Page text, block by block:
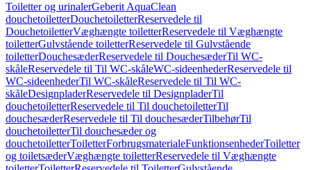
Toiletter og urinalerGeberit AquaClean
douchetoiletterDouchetoiletterReservedele til
DouchetoiletterVæghængte toiletterReservedele til Væghængte
toiletterGulvstående toiletterReservedele til Gulvstående
toiletterDouchesæderReservedele til DouchesæderTil WC-
skåleReservedele til Til WC-skåleWC-sideenhederReservedele til
WC-sideenhederTil WC-skåleReservedele til Til WC-
skåleDesignpladerReservedele til DesignpladerTil
douchetoiletterReservedele til Til douchetoiletterTil
douchesæderReservedele til Til douchesæderTilbehørTil
douchetoiletterTil douchesæder og
douchetoiletterToiletterForbrugsmaterialeFunktionsenhederToiletter
og toiletsæderVæghængte toiletterReservedele til Væghængte